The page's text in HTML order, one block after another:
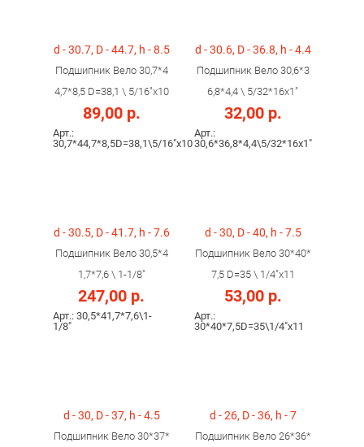
d - 30.7, D - 44.7, h - 8.5
Подшипник Вело 30,7*4
4,7*8,5 D=38,1 \ 5/16"x10
89,00 р.
Арт.:
30,7*44,7*8,5D=38,1\5/16"x10
d - 30.6, D - 36.8, h - 4.4
Подшипник Вело 30,6*3
6,8*4,4 \ 5/32*16x1"
32,00 р.
Арт.:
30,6*36,8*4,4\5/32*16x1"
d - 30.5, D - 41.7, h - 7.6
Подшипник Вело 30,5*4
1,7*7,6 \ 1-1/8"
247,00 р.
Арт.: 30,5*41,7*7,6\1-
1/8"
d - 30, D - 40, h - 7.5
Подшипник Вело 30*40*
7,5 D=35 \ 1/4"x11
53,00 р.
Арт.:
30*40*7,5D=35\1/4"x11
d - 30, D - 37, h - 4.5
Подшипник Вело 30*37*
d - 26, D - 36, h - 7
Подшипник Вело 26*36*